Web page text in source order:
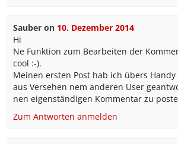
Sauberon 10. Dezember 2014
Hi
Ne Funktion zum Bearbeiten der
cool :-).
Meinen ersten Post hab ich übers
aus Versehen nem anderen User
nen eigenständigen Kommentar zu
Zum Antworten anmelden